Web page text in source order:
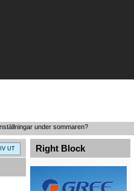
under sommaren?
UT Right Block